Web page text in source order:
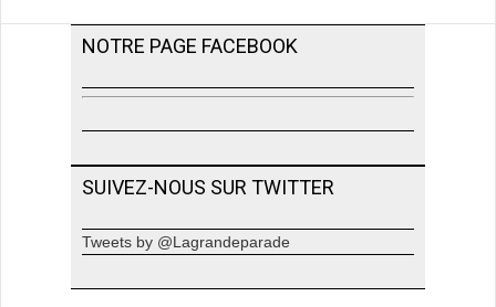
NOTRE PAGE FACEBOOK
SUIVEZ-NOUS SUR TWITTER
Tweets by @Lagrandeparade